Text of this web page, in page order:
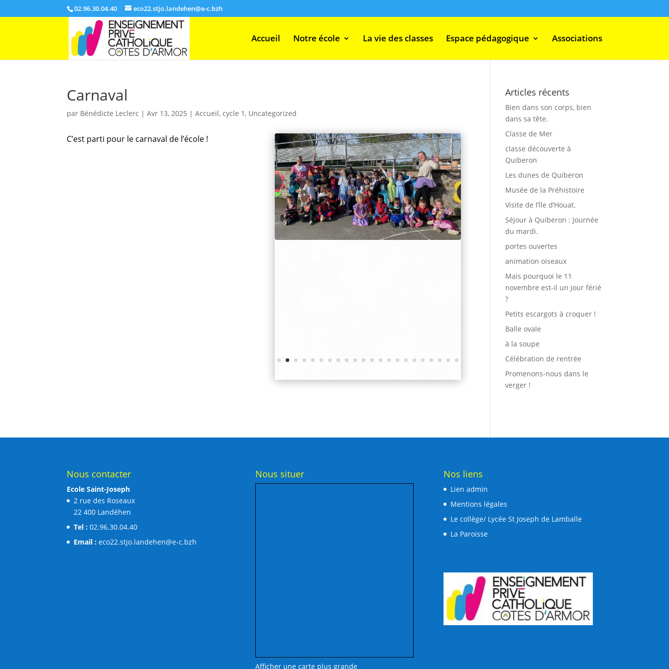
02.96.30.04.40 eco22.stjo.landehen@e-c.bzh
Accueil Notre école La vie des classes Espace pédagogique Associations
Carnaval
par Bénédicte Leclerc |Avr 13, 2025 |Accueil,cycle 1, Uncategorized
C’est parti pour le carnaval de l’école !
Articles récents
Bien dans son corps, bien
dans sa tête.
Classe de Mer
classe découverte à
Quiberon
Les dunes de Quiberon
Musée de la Préhistoire
Visite de l’île d’Houat.
Séjour à Quiberon : Journée
du mardi.
portes ouvertes
animation oiseaux
Mais pourquoi le 11
novembre est-il un jour férié
?
Petits escargots à croquer !
Balle ovale
à la soupe
Célébration de rentrée
Promenons-nous dans le
verger !
Ecole Saint-Joseph
22 400 Landéhen
Tel :02.96.30.04.40
Email :eco22.stjo.landehen@e-c.bzh
Lien admin
Mentions légales
Le collège/ Lycée St Joseph de Lamballe
La Paroisse